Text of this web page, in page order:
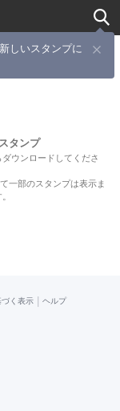
しいスタンプに
タンプ
ダウンロードしてくださ
一部のスタンプは表示ま
く表示 ヘルプ